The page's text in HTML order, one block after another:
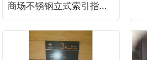
商场不锈钢立式索引指示牌